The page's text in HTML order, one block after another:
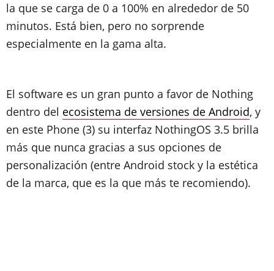
la que se carga de 0 a 100% en alrededor de 50
minutos. Está bien, pero no sorprende
especialmente en la gama alta.
El software es un gran punto a favor de Nothing
dentro del ecosistema de versiones de Android, y
en este Phone (3) su interfaz NothingOS 3.5 brilla
más que nunca gracias a sus opciones de
personalización (entre Android stock y la estética
de la marca, que es la que más te recomiendo).